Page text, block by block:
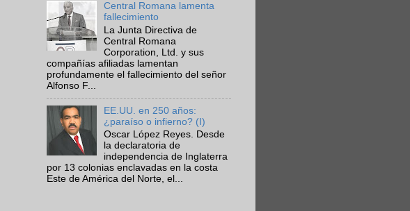
Central Romana lamenta
fallecimiento
La Junta Directiva de
Central Romana
Corporation, Ltd. y sus
compañías afiliadas lamentan
profundamente el fallecimiento del señor
Alfonso F...
EE.UU. en 250 años:
¿paraíso o infierno? (I)
Oscar López Reyes. Desde
la declaratoria de
independencia de Inglaterra
por 13 colonias enclavadas en la costa
Este de América del Norte, el...